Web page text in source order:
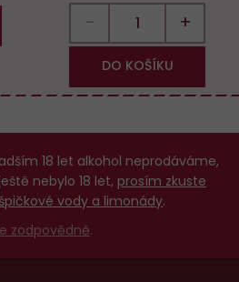
− +
DO KOŠÍKU
18 let alkohol neprodáváme,
nebylo 18 let, prosím zkuste
vody a limonády.
zodpovědně.